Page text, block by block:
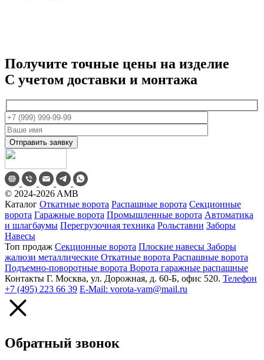
Получите точные цены на изделие
C учетом доставки и монтажа
© 2024-2026 AMB
Каталог Откатные ворота Распашные ворота Секционные
ворота Гаражные ворота Промышленные ворота Автоматика
и шлагбаумы Перегрузочная техника Рольставни Заборы
Навесы
Топ продаж Секционные ворота Плоские навесы Заборы
жалюзи металлические Откатные ворота Распашные ворота
Подъемно-поворотные ворота Ворота гаражные распашные
Контакты Г. Москва, ул. Дорожная, д. 60-Б, офис 520. Телефон
+7 (495) 223 66 39 E-Mail: vorota-vam@mail.ru
Обратный звонок